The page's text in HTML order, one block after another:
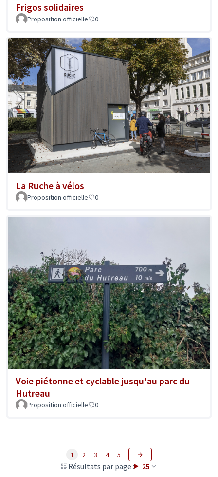
Frigos solidaires
Proposition officielle 0
La Ruche à vélos
Proposition officielle 0
Voie piétonne et cyclable jusqu'au parc du
Hutreau
Proposition officielle 0
Résultats par page : 25
1 2 3 4 5